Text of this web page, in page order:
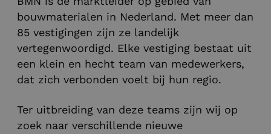
bouwmaterialen in Nederland. Met meer dan
85 vestigingen zijn ze landelijk
vertegenwoordigd. Elke vestiging bestaat uit
een klein en hecht team van medewerkers,
dat zich verbonden voelt bij hun regio.
Ter uitbreiding van deze teams zijn wij op
zoek naar verschillende nieuwe